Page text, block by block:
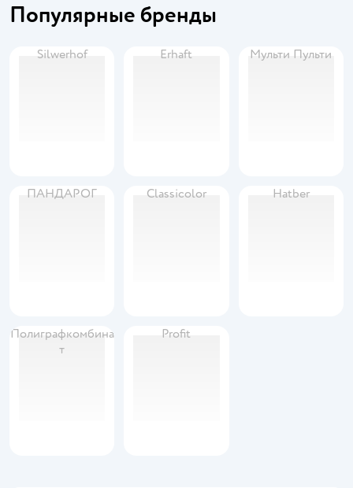
Популярные бренды
Silwerhof Erhaft Мульти Пульти
ПАНДАРОГ Classicolor Hatber
Полиграфкомбина
т
Profit